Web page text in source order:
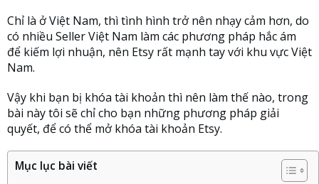
Chỉ là ở Việt Nam, thì tình hình trở nên nhạy cảm hơn, do
có nhiều Seller Việt Nam làm các phương pháp hắc ám
để kiếm lợi nhuận, nên Etsy rất mạnh tay với khu vực Việt
Nam.
Vậy khi bạn bị khóa tài khoản thì nên làm thế nào, trong
bài này tôi sẽ chỉ cho bạn những phương pháp giải
quyết, để có thể mở khóa tài khoản Etsy.
Mục lục bài viết